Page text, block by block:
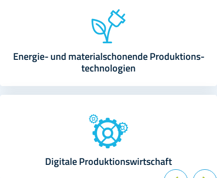
Energie- und material­schonende Produktions­
technologien
Digitale Produktions­wirtschaft